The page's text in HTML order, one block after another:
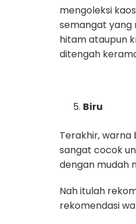
mengoleksi
semangat yang
hitam ataupun
ditengah
Biru
Terakhir, warna
sangat cocok
dengan mudah
Nah itulah
rekomendasi